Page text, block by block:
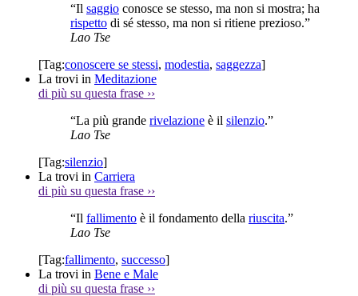
“Il saggio conosce se stesso, ma non si mostra; ha
rispetto di sé stesso, ma non si ritiene prezioso.”
Lao Tse
[Tag:conoscere se stessi, modestia, saggezza]
La trovi in Meditazione
di più su questa frase ››
“La più grande rivelazione è il silenzio.”
Lao Tse
[Tag:silenzio]
La trovi in Carriera
di più su questa frase ››
“Il fallimento è il fondamento della riuscita.”
Lao Tse
[Tag:fallimento, successo]
La trovi in Bene e Male
di più su questa frase ››